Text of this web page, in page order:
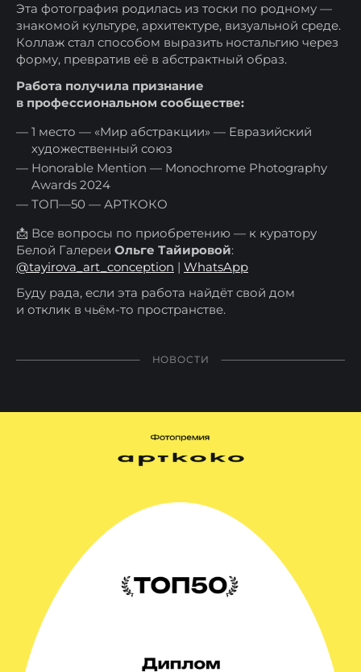
Эта фотография родилась из тоски по родному —
знакомой культуре, архитектуре, визуальной среде.
Коллаж стал способом выразить ностальгию через
форму, превратив её в абстрактный образ.
Работа получила признание
в профессиональном сообществе:
1 место — «Мир абстракции» — Евразийский
художественный союз
Honorable Mention — Monochrome Photography
Awards 2024
ТОП—50 — АРТКОКО
📩 Все вопросы по приобретению — к куратору
Белой Галереи Ольге Тайировой:
@tayirova_art_conception | WhatsApp
Буду рада, если эта работа найдёт свой дом
и отклик в чьём-то пространстве.
НОВОСТИ